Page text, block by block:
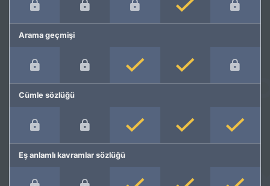
Arama geçmişi
Cümle sözlüğü
Eş anlamlı kavramlar sözlüğü